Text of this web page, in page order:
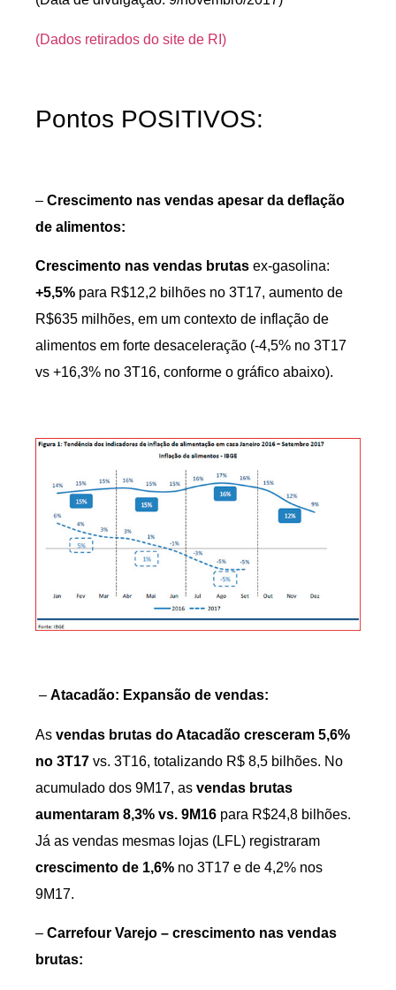
(Dados retirados do site de RI)
Pontos POSITIVOS:
– Crescimento nas vendas apesar da deflação
de alimentos:
Crescimento nas vendas brutas ex-gasolina:
+5,5% para R$12,2 bilhões no 3T17, aumento de
R$635 milhões, em um contexto de inflação de
alimentos em forte desaceleração (-4,5% no 3T17
vs +16,3% no 3T16, conforme o gráfico abaixo).
– Atacadão: Expansão de vendas:
As vendas brutas do Atacadão cresceram 5,6%
no 3T17 vs. 3T16, totalizando R$ 8,5 bilhões. No
acumulado dos 9M17, as vendas brutas
aumentaram 8,3% vs. 9M16 para R$24,8 bilhões.
Já as vendas mesmas lojas (LFL) registraram
crescimento de 1,6% no 3T17 e de 4,2% nos
9M17.
– Carrefour Varejo – crescimento nas vendas
brutas: